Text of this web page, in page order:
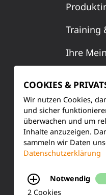
Training
Ihre
Tel.: +49
COOKIES &
Wir nutzen Cookies,
und sicher
überwachen und um
Inhalte anzuzeigen.
sammeln wir Daten
Datenschutzerklärung
Notwendig
2 Cookies